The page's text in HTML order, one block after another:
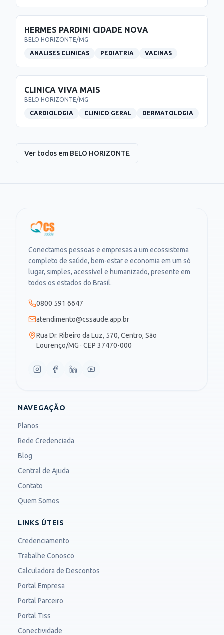
HERMES PARDINI CIDADE NOVA
BELO HORIZONTE/MG
ANALISES CLINICAS PEDIATRIA VACINAS
CLINICA VIVA MAIS
BELO HORIZONTE/MG
CARDIOLOGIA CLINICO GERAL DERMATOLOGIA
Ver todos em BELO HORIZONTE
Conectamos pessoas e empresas a um ecossistema
completo de saúde, bem-estar e economia em um só
lugar, simples, acessível e humanizado, presente em
todos os estados do Brasil.
0800 591 6647
atendimento@cssaude.app.br
Rua Dr. Ribeiro da Luz, 570, Centro, São
Lourenço/MG · CEP 37470-000
NAVEGAÇÃO
Planos
Rede Credenciada
Blog
Central de Ajuda
Contato
Quem Somos
LINKS ÚTEIS
Credenciamento
Trabalhe Conosco
Calculadora de Descontos
Portal Empresa
Portal Parceiro
Portal Tiss
Conectividade